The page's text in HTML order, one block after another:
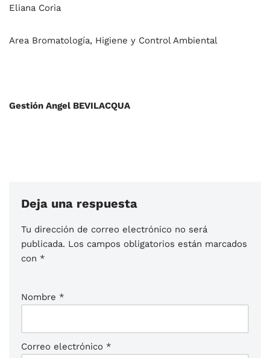
Eliana Coria
Area Bromatología, Higiene y Control Ambiental
Gestión Angel BEVILACQUA
Deja una respuesta
Tu dirección de correo electrónico no será
publicada. Los campos obligatorios están marcados
con *
Nombre *
Correo electrónico *